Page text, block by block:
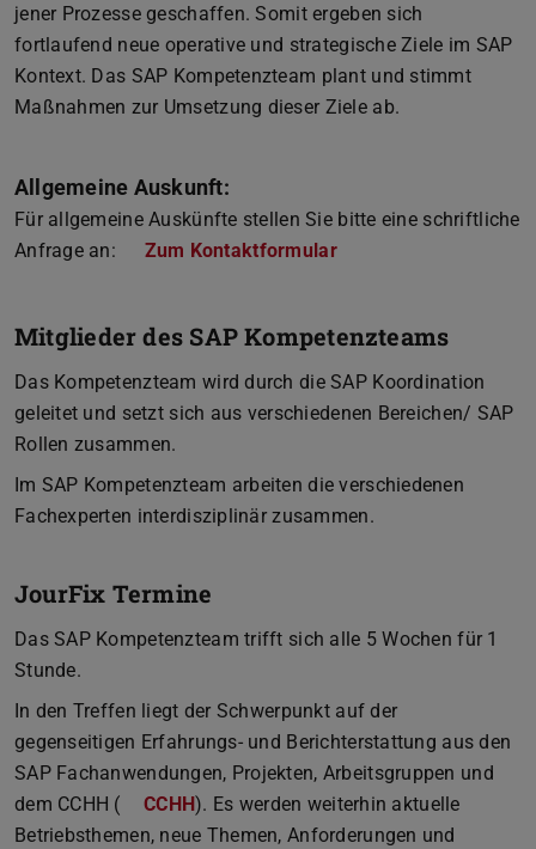
jener Prozesse geschaffen. Somit ergeben sich
fortlaufend neue operative und strategische Ziele im SAP
Kontext. Das SAP Kompetenzteam plant und stimmt
Maßnahmen zur Umsetzung dieser Ziele ab.
Allgemeine Auskunft:
Für allgemeine Auskünfte stellen Sie bitte eine schriftliche
Anfrage an:
Zum Kontaktformular
Mitglieder des SAP Kompetenzteams
Das Kompetenzteam wird durch die SAP Koordination
geleitet und setzt sich aus verschiedenen Bereichen/ SAP
Rollen zusammen.
Im SAP Kompetenzteam arbeiten die verschiedenen
Fachexperten interdisziplinär zusammen.
JourFix Termine
Das SAP Kompetenzteam trifft sich alle 5 Wochen für 1
Stunde.
In den Treffen liegt der Schwerpunkt auf der
gegenseitigen Erfahrungs- und Berichterstattung aus den
SAP Fachanwendungen, Projekten, Arbeitsgruppen und
dem CCHH (
CCHH). Es werden weiterhin aktuelle
Betriebsthemen, neue Themen, Anforderungen und